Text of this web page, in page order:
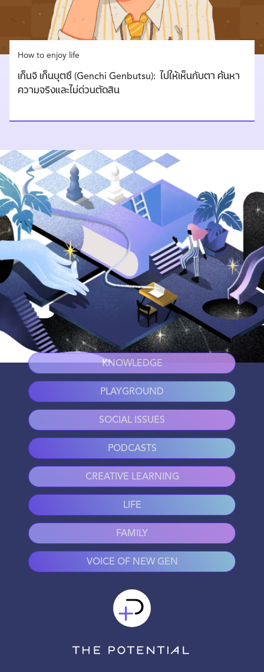
How to enjoy life
เก็นจิ เก็นบุตซึ (Genchi Genbutsu): ไปให้เห็นกับตา ค้นหา
ความจริงและไม่ด่วนตัดสิน
KNOWLEDGE
PLAYGROUND
SOCIAL ISSUES
PODCASTS
CREATIVE LEARNING
LIFE
FAMILY
VOICE OF NEW GEN